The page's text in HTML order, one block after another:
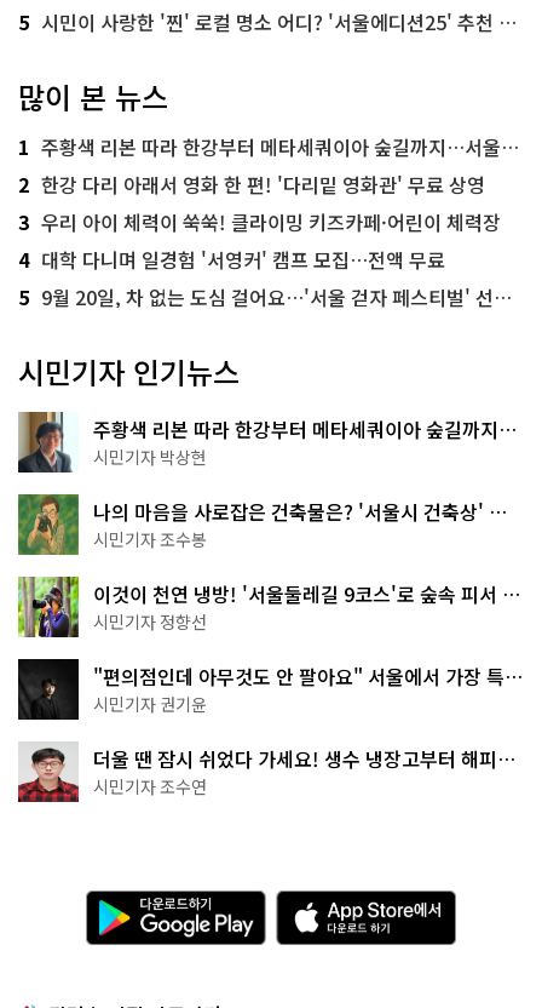
5 시민이 사랑한 '찐' 로컬 명소 어디? '서울에디션25' 추천 코스
많이 본 뉴스
1 주황색 리본 따라 한강부터 메타세쿼이아 숲길까지…서울둘레길 15코스
2 한강 다리 아래서 영화 한 편! '다리밑 영화관' 무료 상영
3 우리 아이 체력이 쑥쑥! 클라이밍 키즈카페·어린이 체력장
4 대학 다니며 일경험 '서영커' 캠프 모집…전액 무료
5 9월 20일, 차 없는 도심 걸어요…'서울 걷자 페스티벌' 선착순 5천명
시민기자 인기뉴스
주황색 리본 따라 한강부터 메타세쿼이아 숲길까지…
서울둘레길 15코스
시민기자 박상현
나의 마음을 사로잡은 건축물은? '서울시 건축상' 수
상작 공개!
시민기자 조수봉
이것이 천연 냉방! '서울둘레길 9코스'로 숲속 피서 떠
나볼까
시민기자 정향선
"편의점인데 아무것도 안 팔아요" 서울에서 가장 특별
한 편의점의 정체
시민기자 권기윤
더울 땐 잠시 쉬었다 가세요! 생수 냉장고부터 해피소
·무더위쉼터까지
시민기자 조수연
다
운
로
기
A
p
p